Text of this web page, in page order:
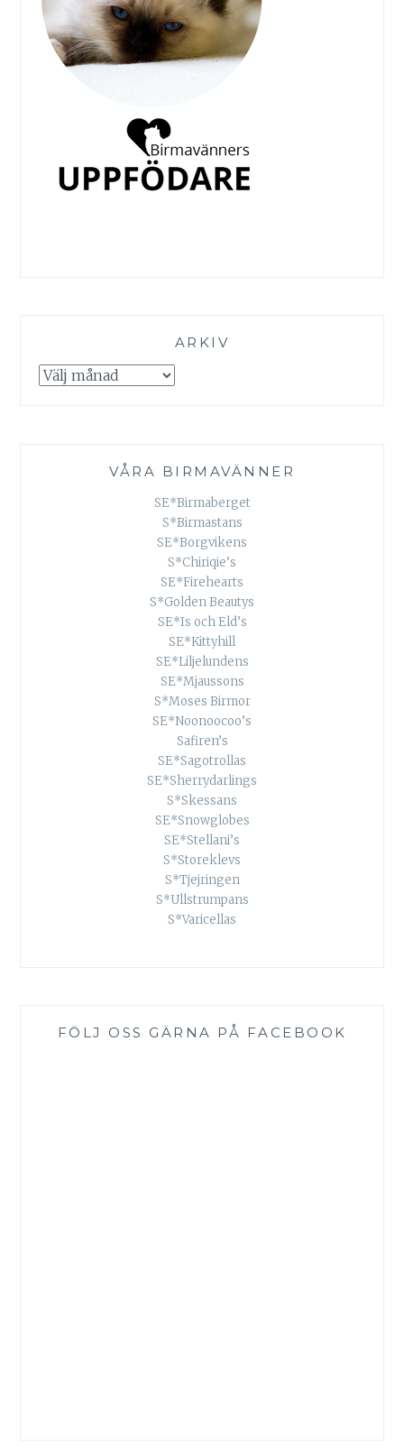
ARKIV
Arkiv
VÅRA BIRMAVÄNNER
SE*Birmaberget
S*Birmastans
SE*Borgvikens
S*Chiriqie’s
SE*Firehearts
S*Golden Beautys
SE*Is och Eld’s
SE*Kittyhill
SE*Liljelundens
SE*Mjaussons
S*Moses Birmor
SE*Noonoocoo’s
Safiren’s
SE*Sagotrollas
SE*Sherrydarlings
S*Skessans
SE*Snowglobes
SE*Stellani’s
S*Storeklevs
S*Tjejringen
S*Ullstrumpans
S*Varicellas
FÖLJ OSS GÄRNA PÅ FACEBOOK